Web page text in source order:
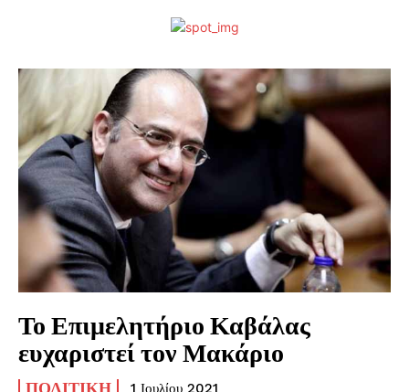
Το Επιμελητήριο Καβάλας
ευχαριστεί τον Μακάριο
ΠΟΛΙΤΙΚΉ 1 Ιουλίου 2021